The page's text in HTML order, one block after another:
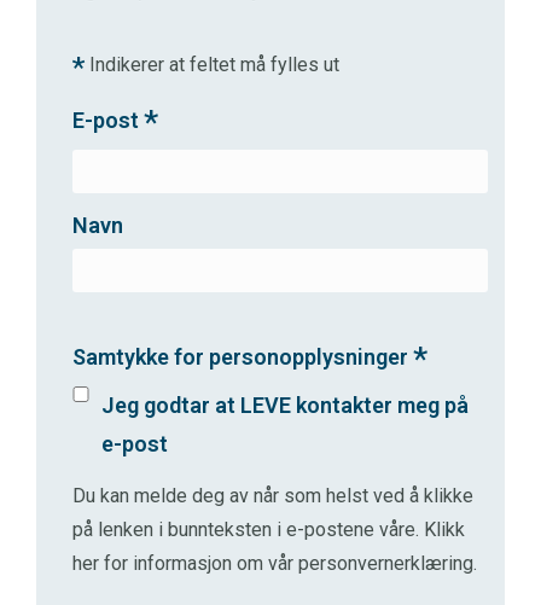
* Indikerer at feltet må fylles ut
E-post *
Navn
Samtykke for personopplysninger *
Jeg godtar at LEVE kontakter meg på
e-post
Du kan melde deg av når som helst ved å klikke
på lenken i bunnteksten i e-postene våre. Klikk
her for informasjon om vår personvernerklæring.